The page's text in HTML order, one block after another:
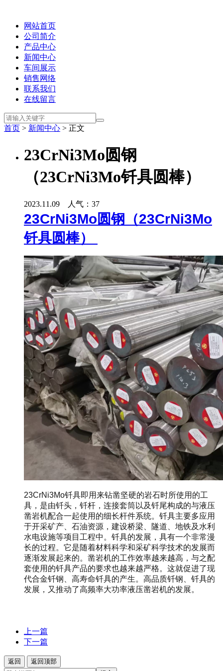
网站首页
公司简介
产品中心
新闻中心
车间展示
销售网络
联系我们
在线留言
首页 > 新闻中心 > 正文
23CrNi3Mo圆钢
（23CrNi3Mo钎具圆棒）
2023.11.09 人气： 37
23CrNi3Mo圆钢（23CrNi3Mo
钎具圆棒）
23CrNi3Mo钎具即用来钻凿坚硬的岩石时所使用的工
具，是由钎头，钎杆，连接套筒以及钎尾构成的与液压
凿岩机配合一起使用的细长杆件系统。钎具主要多应用
于开采矿产、石油资源，建设桥梁、隧道、地铁及水利
水电设施等项目工程中。钎具的发展，具有一个非常漫
长的过程。它是随着材料科学和采矿科学技术的发展而
逐渐发展起来的。凿岩机的工作效率越来越高，与之配
套使用的钎具产品的要求也越来越严格。这就促进了现
代合金钎钢、高寿命钎具的产生。高品质钎钢、钎具的
发展，又推动了高频率大功率液压凿岩机的发展。
上一篇
下一篇
返回
返回顶部